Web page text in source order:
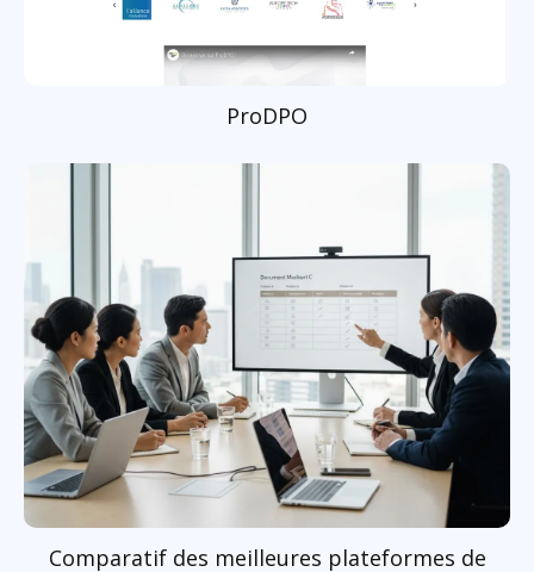
ProDPO
Comparatif des meilleures plateformes de